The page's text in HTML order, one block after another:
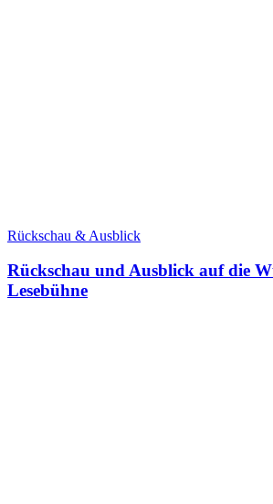
Rückschau & Ausblick
Rückschau und Ausblick auf die
Lesebühne